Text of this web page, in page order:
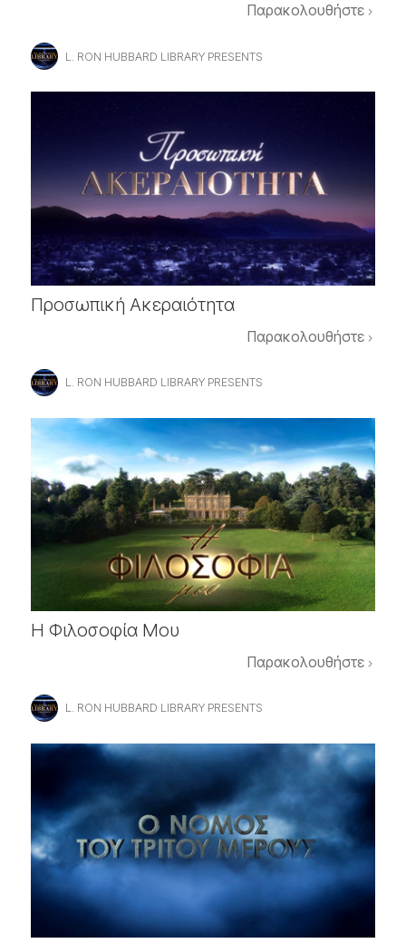
Παρακολουθήστε
L. RON HUBBARD LIBRARY PRESENTS
Προσωπική Ακεραιότητα
Παρακολουθήστε
L. RON HUBBARD LIBRARY PRESENTS
Η Φιλοσοφία Μου
Παρακολουθήστε
L. RON HUBBARD LIBRARY PRESENTS